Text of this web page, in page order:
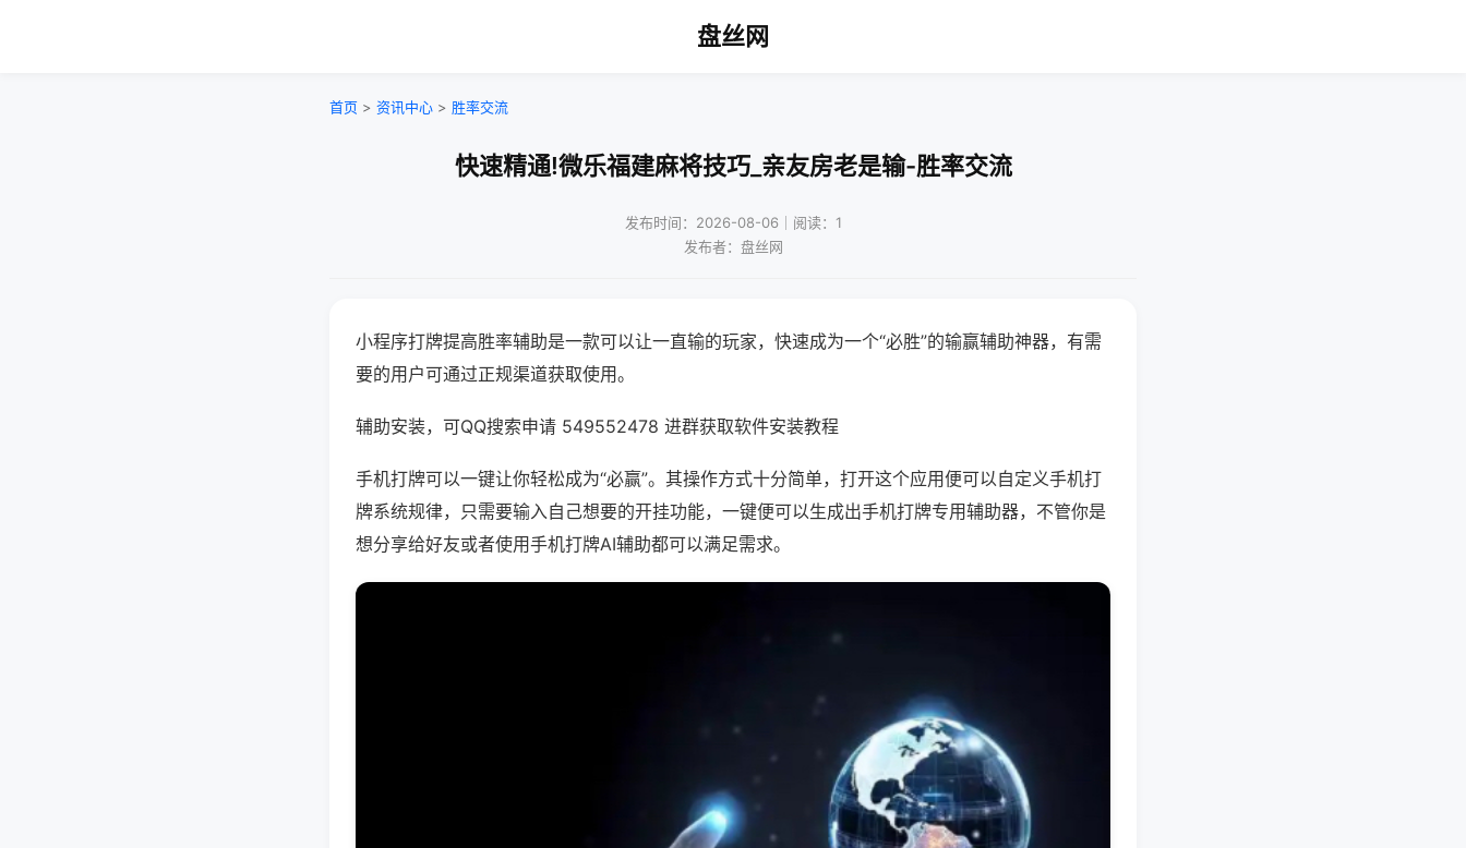
盘丝网
首页 > 资讯中心 > 胜率交流
快速精通!微乐福建麻将技巧_亲友房老是输-胜率交流
发布时间：2026-08-06｜阅读：1
发布者：盘丝网
小程序打牌提高胜率辅助是一款可以让一直输的玩家，快速成为一个“必胜”的输赢辅助神器，有需
要的用户可通过正规渠道获取使用。
辅助安装，可QQ搜索申请 549552478 进群获取软件安装教程
手机打牌可以一键让你轻松成为“必赢”。其操作方式十分简单，打开这个应用便可以自定义手机打
牌系统规律，只需要输入自己想要的开挂功能，一键便可以生成出手机打牌专用辅助器，不管你是
想分享给好友或者使用手机打牌AI辅助都可以满足需求。